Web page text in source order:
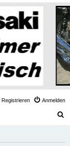
Anmelden
Registrieren